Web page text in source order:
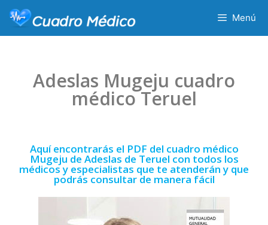
Menú
Adeslas Mugeju cuadro
médico Teruel
Aquí encontrarás el PDF del cuadro médico
Mugeju de Adeslas de Teruel con todos los
médicos y especialistas que te atenderán y que
podrás consultar de manera fácil